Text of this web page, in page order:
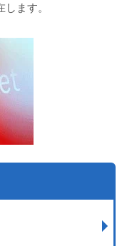
ます。